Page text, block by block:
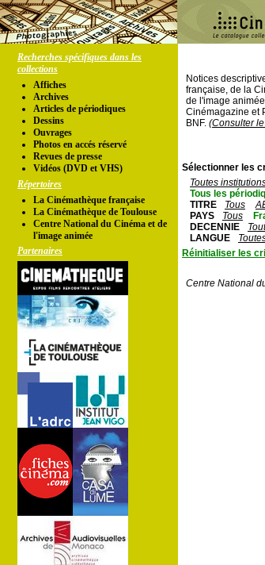
Recherches spécifiques dans les
collections
Affiches
Archives
Articles de périodiques
Dessins
Ouvrages
Photos en accés réservé
Revues de presse
Vidéos (DVD et VHS)
Répertoires
La Cinémathèque française
La Cinémathèque de Toulouse
Centre National du Cinéma et de
l'image animée
Partenaires
Notices
française, de la
de l'image
Cinémagazine et
BNF. (Consulter
Sélectionner les
Toutes
Tous les
TITRE
Tous
PAYS
Tous
DECENNIE
LANGUE
Réinitialiser les
Centre National